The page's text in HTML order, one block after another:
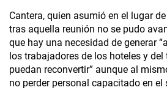
Cantera, quien asumió en el lugar
tras aquella reunión no se pudo
que hay una necesidad de generar
los trabajadores de los hoteles y del
puedan reconvertir” aunque al
no perder personal capacitado en el